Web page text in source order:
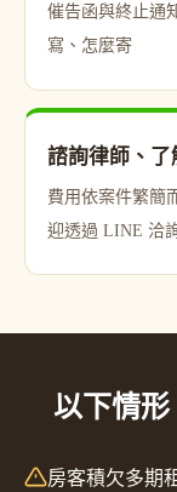
催告函與終止通
寫、怎麼寄
諮詢律師、了
費用依案件繁簡
迎透過 LINE 洽
以下情
房客積欠多期